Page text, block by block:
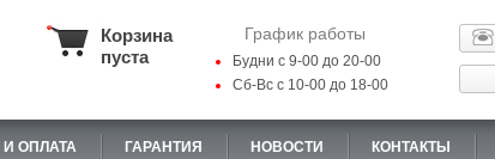
Корзина
пуста
График работы
Будни с 9-00 до 20-00
Сб-Вс с 10-00 до 18-00
ОПЛАТА ГАРАНТИЯ НОВОСТИ КОНТАКТЫ